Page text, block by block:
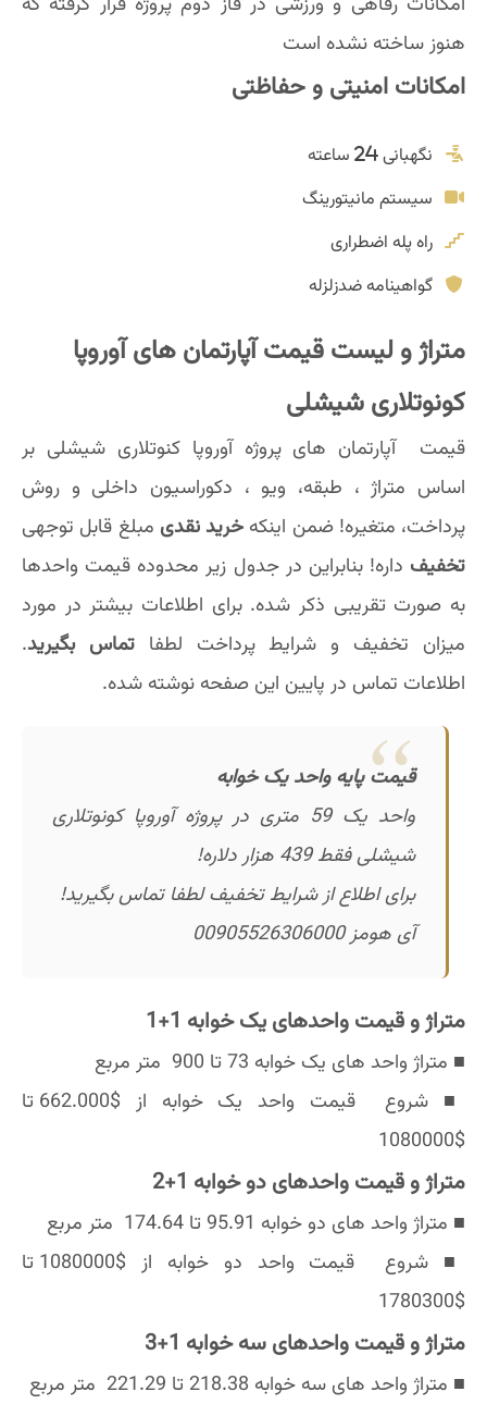
هنوز ساخته نشده است
امکانات امنیتی و حفاظتی
نگهبانی 24 ساعته
سیستم مانیتورینگ
راه پله اضطراری
گواهینامه ضدزلزله
متراژ و لیست قیمت آپارتمان های آوروپا
کونوتلاری شیشلی
قیمت آپارتمان های پروژه آوروپا کنوتلاری شیشلی بر
اساس متراژ ، طبقه، ویو ، دکوراسیون داخلی و روش
پرداخت، متغیره! ضمن اینکه خرید نقدی مبلغ قابل توجهی
تخفیف داره! بنابراین در جدول زیر محدوده قیمت واحدها
به صورت تقریبی ذکر شده. برای اطلاعات بیشتر در مورد
میزان تخفیف و شرایط پرداخت لطفاتماس بگیرید.
اطلاعات تماس در پایین این صفحه نوشته شده.
قیمت پایه واحد یک خوابه
واحد یک 59 متری در پروژه آوروپا کونوتلاری
شیشلی فقط 439 هزار دلاره!
برای اطلاع از شرایط تخفیف لطفا تماس بگیرید!
آی هومز 00905526306000
متراژ و قیمت واحدهای یک خوابه 1+1
■ متراژ واحد های یک خوابه 73 تا 900 متر مربع
■ شروع قیمت واحد یک خوابه از $662.000 تا
$1080000
متراژ و قیمت واحدهای دو خوابه 1+2
■ متراژ واحد های دو خوابه 95.91 تا 174.64 متر مربع
■ شروع قیمت واحد دو خوابه از $1080000 تا
$1780300
متراژ و قیمت واحدهای سه خوابه 1+3
■ متراژ واحد های سه خوابه 218.38 تا 221.29 متر مربع